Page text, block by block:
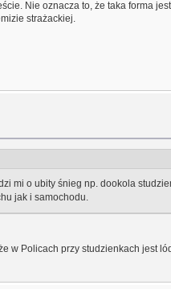
Nie oznacza to, że taka forma
strażackiej.
mi o ubity śnieg np. dookola
jak i samochodu.
w Policach przy studzienkach jest